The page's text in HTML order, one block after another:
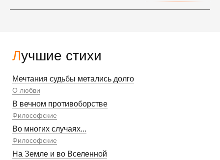
Лучшие стихи
Мечтания судьбы метались долго
О любви
В вечном противоборстве
Философские
Во многих случаях...
Философские
На Земле и во Вселенной